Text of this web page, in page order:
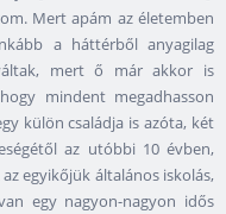
Mert apám az életemben
a háttérből anyagilag
mert ő már akkor is
mindent megadhasson
külön családja is azóta, két
az utóbbi 10 évben,
egyikőjük általános iskolás,
egy nagyon-nagyon idős